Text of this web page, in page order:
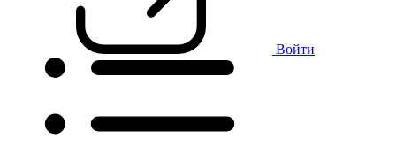
Войти